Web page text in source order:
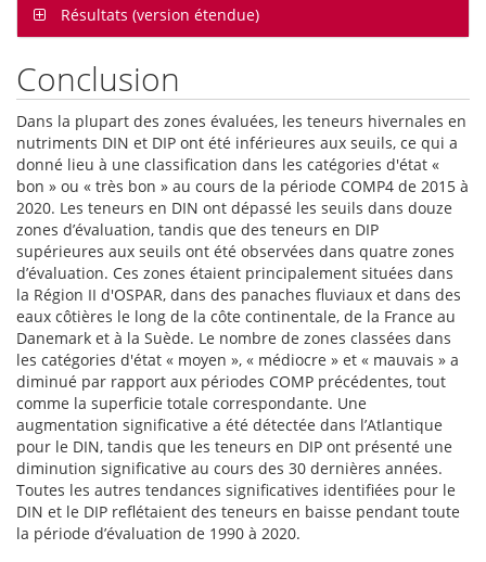
Résultats (version étendue)
Conclusion
Dans la plupart des zones évaluées, les teneurs hivernales en
nutriments DIN et DIP ont été inférieures aux seuils, ce qui a
donné lieu à une classification dans les catégories d'état «
bon » ou « très bon » au cours de la période COMP4 de 2015 à
2020. Les teneurs en DIN ont dépassé les seuils dans douze
zones d’évaluation, tandis que des teneurs en DIP
supérieures aux seuils ont été observées dans quatre zones
d’évaluation. Ces zones étaient principalement situées dans
la Région II d'OSPAR, dans des panaches fluviaux et dans des
eaux côtières le long de la côte continentale, de la France au
Danemark et à la Suède. Le nombre de zones classées dans
les catégories d'état « moyen », « médiocre » et « mauvais » a
diminué par rapport aux périodes COMP précédentes, tout
comme la superficie totale correspondante. Une
augmentation significative a été détectée dans l’Atlantique
pour le DIN, tandis que les teneurs en DIP ont présenté une
diminution significative au cours des 30 dernières années.
Toutes les autres tendances significatives identifiées pour le
DIN et le DIP reflétaient des teneurs en baisse pendant toute
la période d’évaluation de 1990 à 2020.